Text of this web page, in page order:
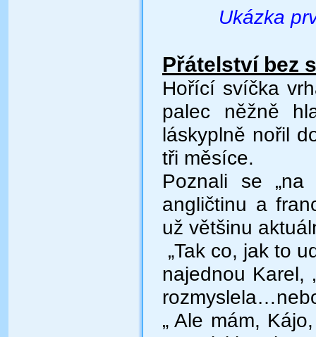
Ukázka
Přátelství bez
Hořící svíčka
palec něžně
láskyplně nořil
tři měsíce.
Poznali se „na
angličtinu a
už většinu
„Tak co, jak to
najednou Karel,
„ Ale mám,